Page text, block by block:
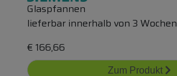
Glaspfannen
lieferbar innerhalb von 3 Wochen
€ 166,66
Zum Produkt